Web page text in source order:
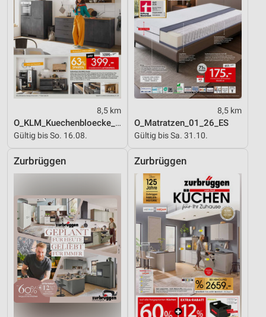
8,5 km
O_KLM_Kuechenbloecke_01_26_ES
Gültig bis So. 16.08.
8,5 km
O_Matratzen_01_26_ES
Gültig bis Sa. 31.10.
Zurbrüggen Zurbrüggen
Performance
Funktional
Werbung